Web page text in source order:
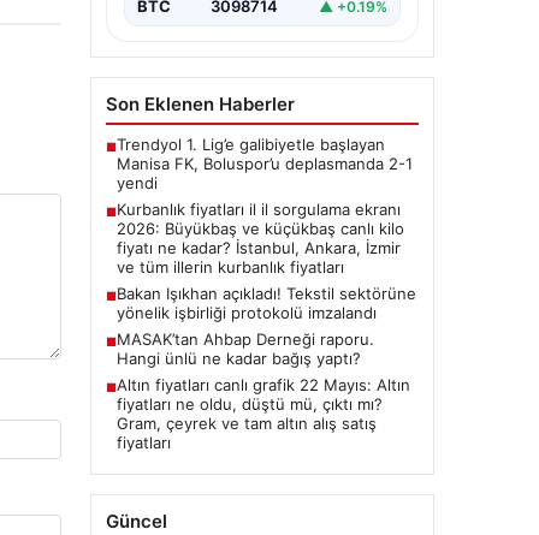
BTC 3098714 ▲ +0.19%
Son Eklenen Haberler
■Trendyol 1. Lig’e galibiyetle başlayan
Manisa FK, Boluspor’u deplasmanda 2-1
yendi
■Kurbanlık fiyatları il il sorgulama ekranı
2026: Büyükbaş ve küçükbaş canlı kilo
fiyatı ne kadar? İstanbul, Ankara, İzmir
ve tüm illerin kurbanlık fiyatları
■Bakan Işıkhan açıkladı! Tekstil sektörüne
yönelik işbirliği protokolü imzalandı
■MASAK’tan Ahbap Derneği raporu.
Hangi ünlü ne kadar bağış yaptı?
■Altın fiyatları canlı grafik 22 Mayıs: Altın
fiyatları ne oldu, düştü mü, çıktı mı?
Gram, çeyrek ve tam altın alış satış
fiyatları
Güncel